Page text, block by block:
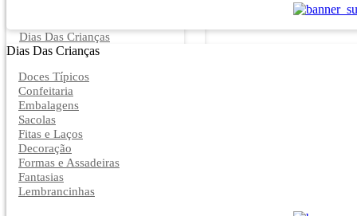
Dias Das Crianças
Dias Das Crianças
Doces Típicos
Confeitaria
Embalagens
Sacolas
Fitas e Laços
Decoração
Formas e Assadeiras
Fantasias
Lembrancinhas